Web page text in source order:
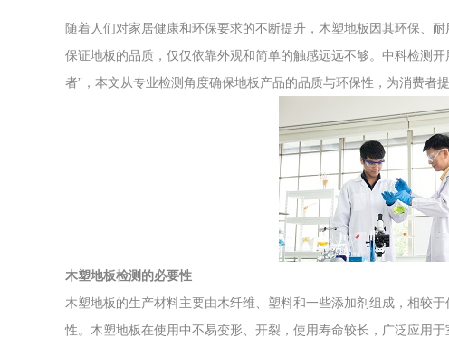
地理信息系统
环保工程
VOCs废气治理
综合利用工程
随着人们对家居健康和环保要求的不断提升，木塑地板因其环保、
保证地板的品质，仅仅依靠外观和简单的触感远远不够。中科检测
者”，本文从专业检测角度确保地板产品的品质与环保性，为消费者
木塑地板检测的必要性
木塑地板的生产材料主要由木纤维、塑料和一些添加剂组成，相较
性。木塑地板在使用中不易变形、开裂，使用寿命较长，广泛应用